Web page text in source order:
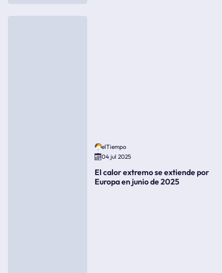
elTiempo
04 jul 2025
El calor extremo se extiende por
Europa en junio de 2025